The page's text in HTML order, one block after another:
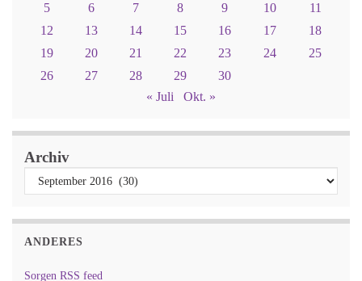
5
6 7 8 9 10
11
12
13 14 15 16 17
18
19
20 21 22 23 24
25
26
27 28 29
30
« Juli
Okt. »
Archiv
ANDERES
Sorgen RSS feed